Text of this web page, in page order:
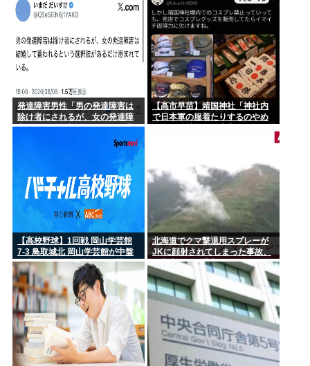
発達障害男性「男の発達障害は
除け者にされるが、女の発達障
害は結婚して養われるという選
択肢があるだけ恵まれている」
【高市早苗】靖国神社「神社内
で日本軍の服着たりするのやめ
【高校野球】1回戦 岡山学芸館
7-3 鳥取城北 岡山学芸館が中盤
に逆転し2回戦進出 鳥取県勢、
夏の甲子園11連敗
北海道でクマ撃退用スプレーが
JKに顔射されてしまった事故、
引率者が腰に装着していたもの
が枝に引っかかり誤噴射と判明